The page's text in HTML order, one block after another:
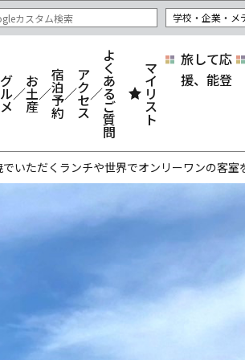
学校・企業・メ
グ
ル
メ
お
土
産
宿
泊
予
約
ア
ク
セ
ス
よ
く
あ
る
ご
質
問
マ
イ
リ
ス
ト
旅して応
援、能登
いただくランチや世界でオンリーワンの客室